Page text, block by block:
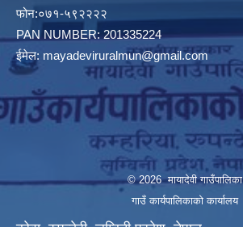
फोन:०७१-५९२२२२
PAN NUMBER: 201335224
ईमेल: mayadeviruralmun@gmail.com
© 2026 मायादेवी गाउँपालिका
गाउँ कार्यपालिकाको कार्यालय